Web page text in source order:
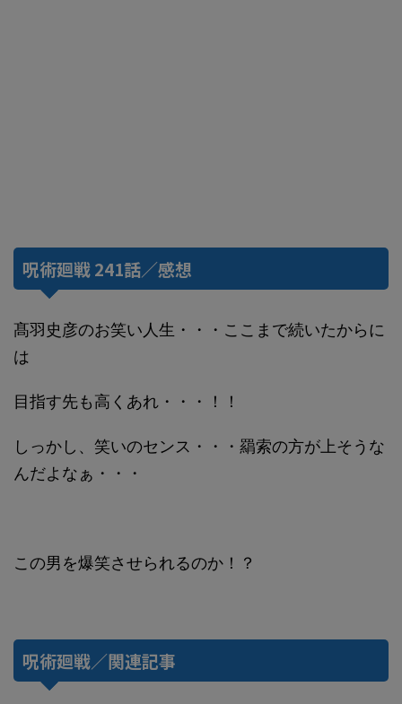
呪術廻戦 241話／感想
髙羽史彦のお笑い人生・・・ここまで続いたからに
は
目指す先も高くあれ・・・！！
しっかし、笑いのセンス・・・羂索の方が上そうな
んだよなぁ・・・
この男を爆笑させられるのか！？
呪術廻戦／関連記事